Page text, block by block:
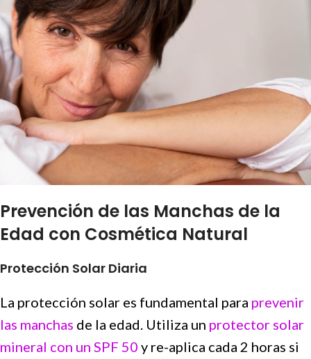
Prevención de las Manchas de la
Edad con Cosmética Natural
Protección Solar Diaria
La protección solar es fundamental para prevenir
las manchas de la edad. Utiliza un protector solar
mineral con un SPF 50 y re-aplica cada 2 horas si